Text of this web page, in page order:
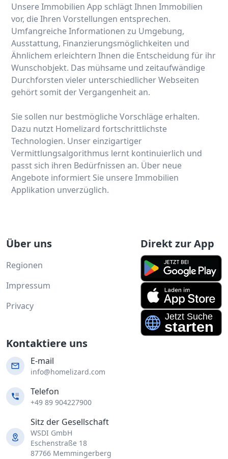
Unsere Immobilien App schlägt Ihnen Immobilien
vor, die Ihren Vorstellungen entsprechen.
Umfangreiche Informationen zu Umgebung,
Ausstattung, Finanzierungsmöglichkeiten und
Ähnlichem erleichtern Ihnen die Entscheidung für ihr
Wunschobjekt. Das mühsame und zeitaufwändige
Durchforsten vieler unterschiedlicher Webseiten
gehört somit der Vergangenheit an.
Sie sollen nur bestmögliche Vorschläge erhalten.
Dazu nutzt Homelizard fortschrittlichste
Technologien. Unser einzigartiger
Vermittlungsalgorithmus lernt kontinuierlich und
passt sich ihren Bedürfnissen an. Über neue
Angebote informiert Sie unsere Immobilien
Applikation unverzüglich.
Über uns
Regionen
Impressum
Privacy
Direkt zur App
Kontaktiere uns
E-mail
info@homelizard.com
Telefon
+49 89 904227900
Sitz der Gesellschaft
WSDI GmbH
Eschenstraße 18
87766 Memmingerberg